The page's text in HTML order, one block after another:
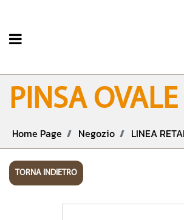
Open menu
PINSA
Home Page Negozio LINEA
TORNA INDIETRO